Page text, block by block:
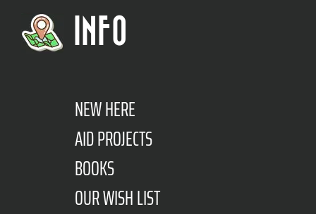
INFO
NEW HERE
AID PROJECTS
BOOKS
OUR WISH LIST